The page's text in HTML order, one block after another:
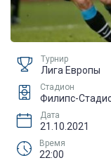
Турнир
Лига Европы
Стадион
Филипс-
Дата
21.10.2021
Время
22:00